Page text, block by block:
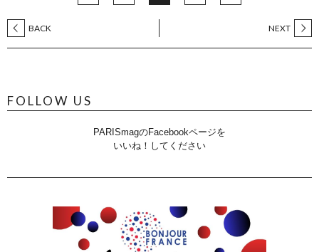
BACK NEXT
FOLLOW US
PARISmagのFacebookページを
いいね！してください